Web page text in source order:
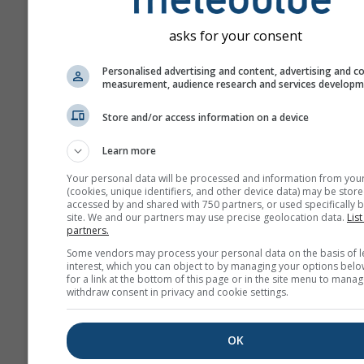
Global 40.0 km
North
12.0 km
NAM-5
North America 5.0 km
48 h
NAM-3
North America 3.0 km
60 h
North America
asks for your consent
Personalised advertising and content, advertising and
measurement, audience research and services
Store and/or access information on a device
Learn more
Your personal data will be processed and information from
(cookies, unique identifiers, and other device data) may be
accessed by and shared with 750 partners, or used specifically
site. We and our partners may use precise geolocation data.
partners.
Some vendors may process your personal data on the basis of
interest, which you can object to by managing your options
for a link at the bottom of this page or in the site menu to
withdraw consent in privacy and cookie settings.
OK